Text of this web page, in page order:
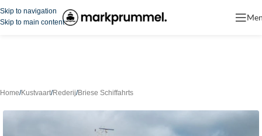
Skip to navigation
Skip to main content
Home/Kustvaart/Rederij/Briese Schiffahrts